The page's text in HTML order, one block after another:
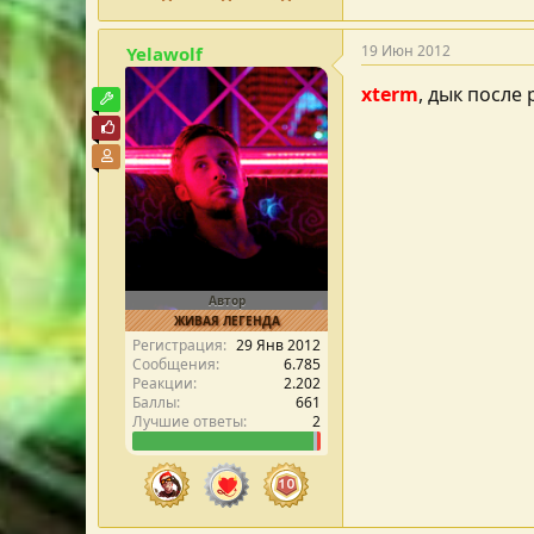
Yelawolf
Автор
ЖИВАЯ ЛЕГЕНДА
Модостроитель
Почётный пользователь
Участник форума
Регистрация
29 Янв 2012
Сообщения
6.785
Реакции
2.202
Баллы
661
Лучшие ответы
2
19 Июн 2012
xterm, дык после